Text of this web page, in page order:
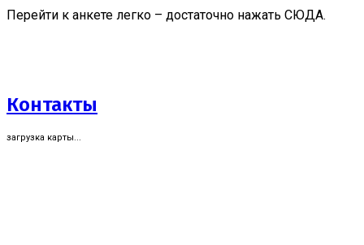
Перейти к анкете легко – достаточно нажать СЮДА.
Контакты
загрузка карты...